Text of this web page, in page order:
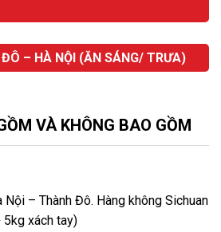
ĐÔ – HÀ NỘI (ĂN SÁNG/ TRƯA)
VÀ KHÔNG BAO GỒM
– Thành Đô. Hàng không Sichuan
xách tay)